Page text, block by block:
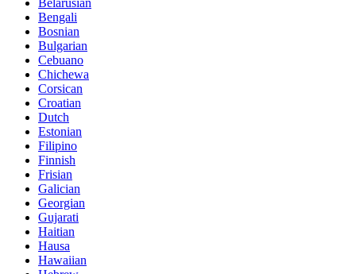
Belarusian
Bengali
Bosnian
Bulgarian
Cebuano
Chichewa
Corsican
Croatian
Dutch
Estonian
Filipino
Finnish
Frisian
Galician
Georgian
Gujarati
Haitian
Hausa
Hawaiian